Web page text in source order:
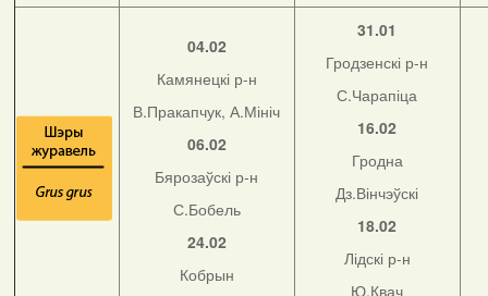
04.02
Камянецкі р-н
В.Пракапчук, А.Мініч
06.02
Бярозаўскі р-н
С.Бобель
24.02
Кобрын
31.01
Гродзенскі р-н
С.Чарапіца
16.02
Гродна
Дз.Вінчэўскі
18.02
Лідскі р-н
Ю.Квач